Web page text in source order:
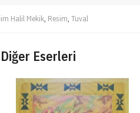
Halil Mekik, Resim, Tuval
Diğer Eserleri